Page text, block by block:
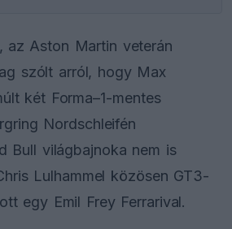
az Aston Martin veterán
szólt arról, hogy Max
két Forma–1-mentes
Nordschleifén
Bull világbajnoka nem is
Lulhammel közösen GT3-
egy Emil Frey Ferrarival.